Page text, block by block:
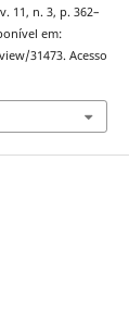
11, n. 3, p. 362–
em:
31473. Acesso